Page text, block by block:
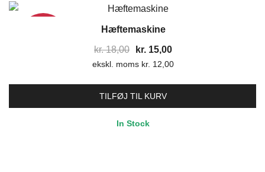
Hæftemaskine
kr.18,00
Den
oprindelige
var:
kr. 18,00.
kr. 15,00Den
aktuelle
kr. 15,00.
ekskl. moms kr. 12,00
TILFØJ TIL KURV
In Stock